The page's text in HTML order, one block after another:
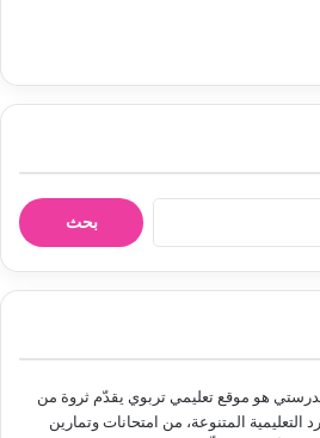
ن
هو موقع تعليمي تربوي يقدّم ثروة من
التعليمية المتنوعة، من امتحانات وتمارين